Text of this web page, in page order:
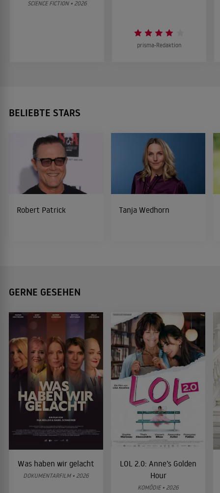
SCIENCE FICTION • 2026
prisma-Redaktion
BELIEBTE STARS
Robert Patrick Tanja Wedhorn
GERNE GESEHEN
Was haben wir gelacht
DOKUMENTARFILM • 2026
LOL 2.0: Anne’s Golden
Hour
KOMÖDIE • 2026